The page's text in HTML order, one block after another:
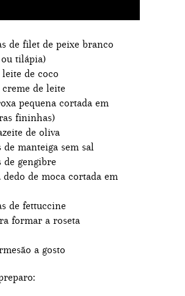
de filet de peixe branco
tilápia)
de coco
creme de leite
pequena cortada em
fininhas)
de oliva
de manteiga sem sal
de gengibre
dedo de moca cortada em
de fettuccine
formar a roseta
a gosto